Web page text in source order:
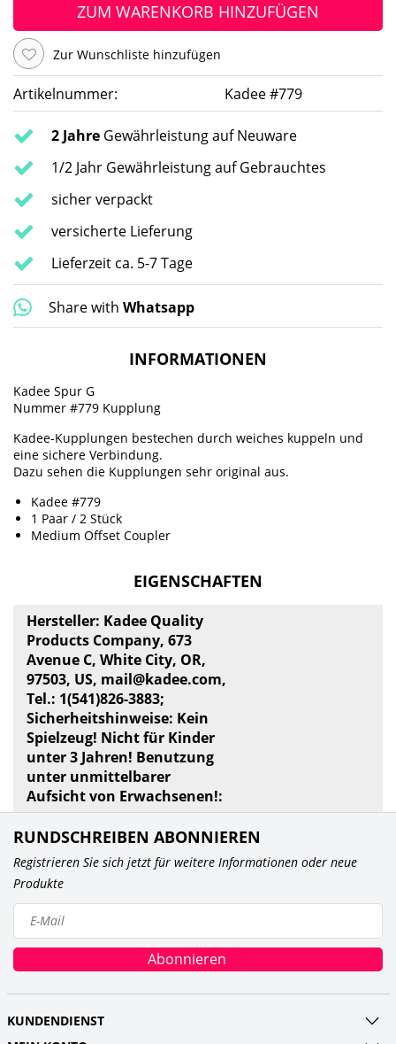
ZUM WARENKORB HINZUFÜGEN
Zur Wunschliste hinzufügen
Artikelnummer: Kadee #779
2 Jahre Gewährleistung auf Neuware
1/2 Jahr Gewährleistung auf Gebrauchtes
sicher verpackt
versicherte Lieferung
Lieferzeit ca. 5-7 Tage
Share with Whatsapp
INFORMATIONEN
Kadee Spur G
Nummer #779 Kupplung
Kadee-Kupplungen bestechen durch weiches kuppeln und
eine sichere Verbindung.
Dazu sehen die Kupplungen sehr original aus.
Kadee #779
1 Paar / 2 Stück
Medium Offset Coupler
EIGENSCHAFTEN
Hersteller: Kadee Quality
Products Company, 673
Avenue C, White City, OR,
97503, US, mail@kadee.com,
Tel.: 1(541)826-3883;
Sicherheitshinweise: Kein
Spielzeug! Nicht für Kinder
unter 3 Jahren! Benutzung
unter unmittelbarer
Aufsicht von Erwachsenen!:
RUNDSCHREIBEN ABONNIEREN
Registrieren Sie sich jetzt für weitere Informationen oder neue
Produkte
Abonnieren
KUNDENDIENST